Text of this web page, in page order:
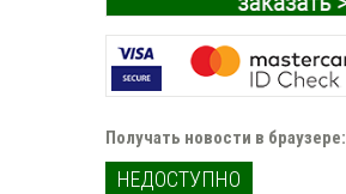
Получать новости в браузере:
НЕДОСТУПНО